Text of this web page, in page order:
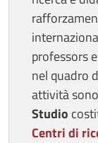
professors
nel quadro
attività
Studio
Centri di